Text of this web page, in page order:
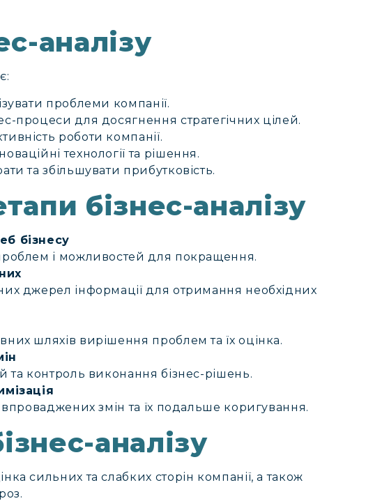
аналізу
проблеми компанії.
процеси для досягнення стратегічних цілей.
роботи компанії.
технології та рішення.
та збільшувати прибутковість.
бізнес-аналізу
бізнесу
і можливостей для покращення.
джерел інформації для отримання необхідних
шляхів вирішення проблем та їх оцінка.
та контроль виконання бізнес-рішень.
впроваджених змін та їх подальше коригування.
аналізу
сильних та слабких сторін компанії, а також